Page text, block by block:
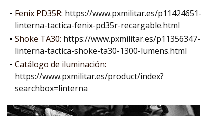
Fenix PD35R: https://www.pxmilitar.es/p11424651-
linterna-tactica-fenix-pd35r-recargable.html
Shoke TA30: https://www.pxmilitar.es/p11356347-
linterna-tactica-shoke-ta30-1300-lumens.html
Catálogo de iluminación:
https://www.pxmilitar.es/product/index?
searchbox=linterna